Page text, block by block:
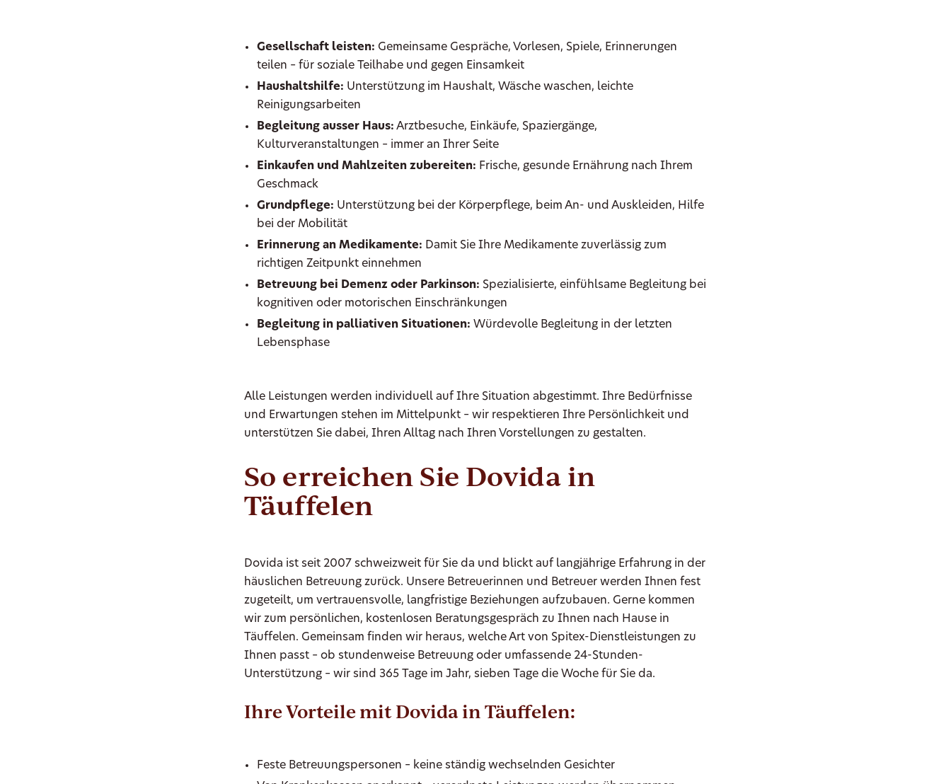
Gesellschaft leisten: Gemeinsame Gespräche, Vorlesen, Spiele, Erinnerungen
teilen – für soziale Teilhabe und gegen Einsamkeit
Haushaltshilfe: Unterstützung im Haushalt, Wäsche waschen, leichte
Reinigungsarbeiten
Begleitung ausser Haus: Arztbesuche, Einkäufe, Spaziergänge,
Kulturveranstaltungen – immer an Ihrer Seite
Einkaufen und Mahlzeiten zubereiten: Frische, gesunde Ernährung nach Ihrem
Geschmack
Grundpflege: Unterstützung bei der Körperpflege, beim An- und Auskleiden, Hilfe
bei der Mobilität
Erinnerung an Medikamente: Damit Sie Ihre Medikamente zuverlässig zum
richtigen Zeitpunkt einnehmen
Betreuung bei Demenz oder Parkinson: Spezialisierte, einfühlsame Begleitung bei
kognitiven oder motorischen Einschränkungen
Begleitung in palliativen Situationen: Würdevolle Begleitung in der letzten
Lebensphase
Alle Leistungen werden individuell auf Ihre Situation abgestimmt. Ihre Bedürfnisse
und Erwartungen stehen im Mittelpunkt – wir respektieren Ihre Persönlichkeit und
unterstützen Sie dabei, Ihren Alltag nach Ihren Vorstellungen zu gestalten.
So erreichen Sie Dovida in
Täuffelen
Dovida ist seit 2007 schweizweit für Sie da und blickt auf langjährige Erfahrung in der
häuslichen Betreuung zurück. Unsere Betreuerinnen und Betreuer werden Ihnen fest
zugeteilt, um vertrauensvolle, langfristige Beziehungen aufzubauen. Gerne kommen
wir zum persönlichen, kostenlosen Beratungsgespräch zu Ihnen nach Hause in
Täuffelen. Gemeinsam finden wir heraus, welche Art von Spitex-Dienstleistungen zu
Ihnen passt – ob stundenweise Betreuung oder umfassende 24-Stunden-
Unterstützung – wir sind 365 Tage im Jahr, sieben Tage die Woche für Sie da.
Ihre Vorteile mit Dovida in Täuffelen:
Feste Betreuungspersonen – keine ständig wechselnden Gesichter